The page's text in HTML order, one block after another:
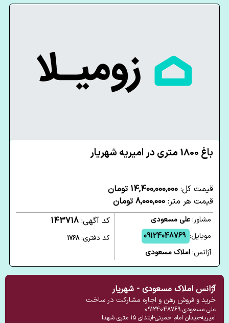
باغ 1800 متری در امیریه شهریار
قیمت کل: 14,400,000,000 تومان
قیمت هر متر: 8,000,000 تومان
مشاور:علی مسعودی
موبایل: 09124048769
آژانس:املاک مسعودی
کد آگهی: 143718
کد دفتری:1768
آژانس املاک مسعودی - شهریار
خرید و فروش رهن و اجاره مشارکت در ساخت
علی مسعودی 09124048769
امیریه-میدان امام خمینی-ابتدای 15 متری شهدا